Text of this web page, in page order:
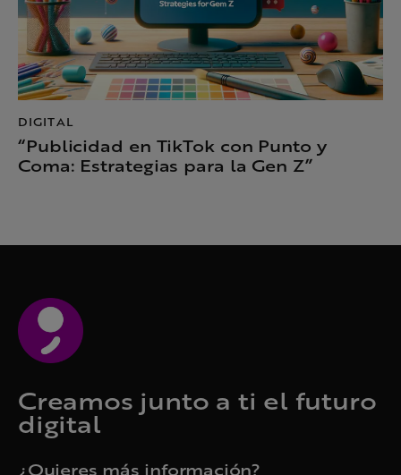
DIGITAL
“Publicidad en TikTok con Punto y
Coma: Estrategias para la Gen Z”
Creamos junto a ti el futuro
digital
¿Quieres más información?